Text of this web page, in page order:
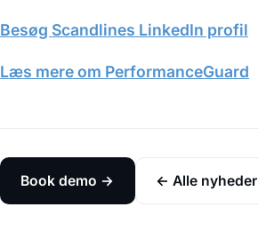
Besøg Scandlines LinkedIn profil
Læs mere om PerformanceGuard
Book demo → ← Alle nyheder